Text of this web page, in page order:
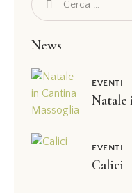
News
EVENTI
Natale
EVENTI
Calici